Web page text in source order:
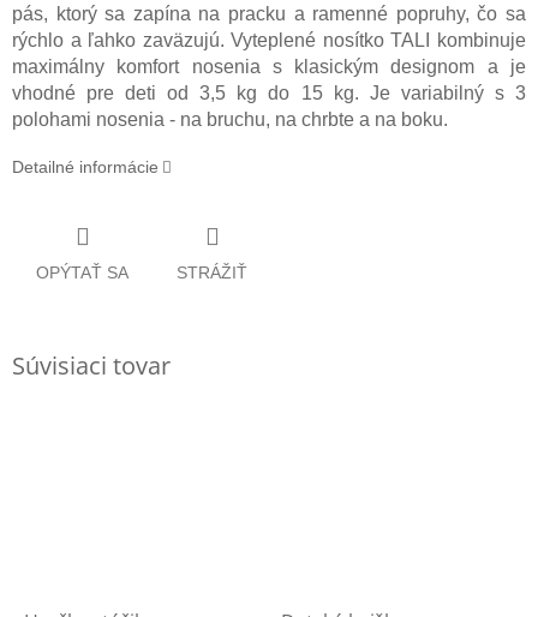
pás, ktorý sa zapína na pracku a ramenné popruhy, čo sa
rýchlo a ľahko zaväzujú. Vyteplené nosítko TALI kombinuje
maximálny komfort nosenia s klasickým designom a je
vhodné pre deti od 3,5 kg do 15 kg. Je variabilný s 3
polohami nosenia - na bruchu, na chrbte a na boku.
Detailné informácie
OPÝTAŤ SA STRÁŽIŤ
Súvisiaci tovar